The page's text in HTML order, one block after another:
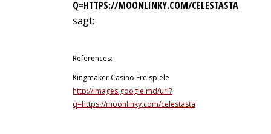
Q=HTTPS://MOONLINKY.COM/CELESTASTA
sagt:
References:
Kingmaker Casino Freispiele
http://images.google.md/url?
q=https://moonlinky.com/celestasta